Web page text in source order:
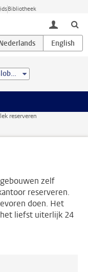
Bibliotheek
toggle
Institute of Security and Global Affairs
reserveren
zelf
reserveren.
doen. Het
liefst uiterlijk 24